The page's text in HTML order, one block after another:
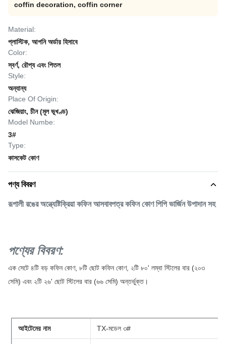
coffin decoration, coffin corner
Material:
প্লাস্টিক, আপনি অর্ডার হিসাবে
Color:
স্বর্ণ, রৌপ্য এবং পিতল
Style:
অন্যান্য
Place Of Origin:
ঝেজিয়াং, চীন (মূল ভূখণ্ড)
Model Numbe:
3#
Type:
কাসকেট কোণ
পণ্য বিবরণ
রূপালী রঙের অন্ত্যেষ্টিক্রিয়া কফিন আসবাবপত্র কফিন কোণ পিপি ভার্জিন উপাদান সহ
পণ্যের বিবরণ:
এক সেটে ৪টি বড় কফিন কোণ, ৮টি ছোট কফিন কোণ, ২টি ৮০' লম্বা স্টিলের বার (২০৩
সেমি) এবং ২টি ২৬' ছোট স্টিলের বার (৬৬ সেমি) অন্তর্ভুক্ত।
আইটেমের নাম TX-মডেল ৩#